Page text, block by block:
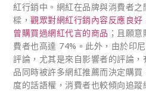
紅行銷中。網紅在品牌與消費者
樑，觀眾對網紅行銷內容反應良
曾購買過網紅代言的商品 ；且願
費者也高達 74%。此外，由於印
評論，尤其是來自影響者的評論
品同時被許多網紅推薦而決定購
度的話語權，消費者也較傾向追